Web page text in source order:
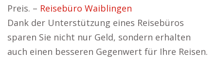
Preis. – Reisebüro Waiblingen
Dank der Unterstützung eines Reisebüros
sparen Sie nicht nur Geld, sondern erhalten
auch einen besseren Gegenwert für Ihre Reisen.